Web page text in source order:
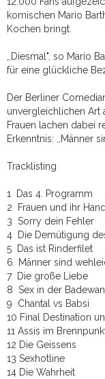
komischen Mario
Kochen bringt.
,,Diesmal", so Mario
für eine glückliche
Der Berliner
unvergleichlichen Art
Frauen lachen dabei
Erkenntnis: ,,Männer
Tracklisting
1 Das 4. Programm
2 Frauen und ihr
3 Sorry dein Fehler
4 Die Demütigung
5 Das ist Rinderfilet
6 Männer sind
7 Die große Liebe
8 Sex in der
9 Chantal vs Babsi
10 Final Destination
11 Assis im
12 Die Geissens
13 Sexhotline
14 Die Wahrheit